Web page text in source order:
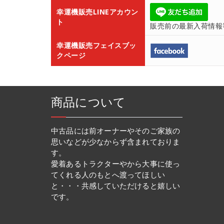
幸運機販売LINEアカウン
ト
販売前の最新入荷情報
幸運機販売フェイスブッ
クページ
商品について
中古品には前オーナーやそのご家族の
思いなどが少なからず含まれておりま
す。
愛着あるトラクターやから大事に使っ
てくれる人のもとへ渡ってほしい
と・・・共感していただけると嬉しい
です。